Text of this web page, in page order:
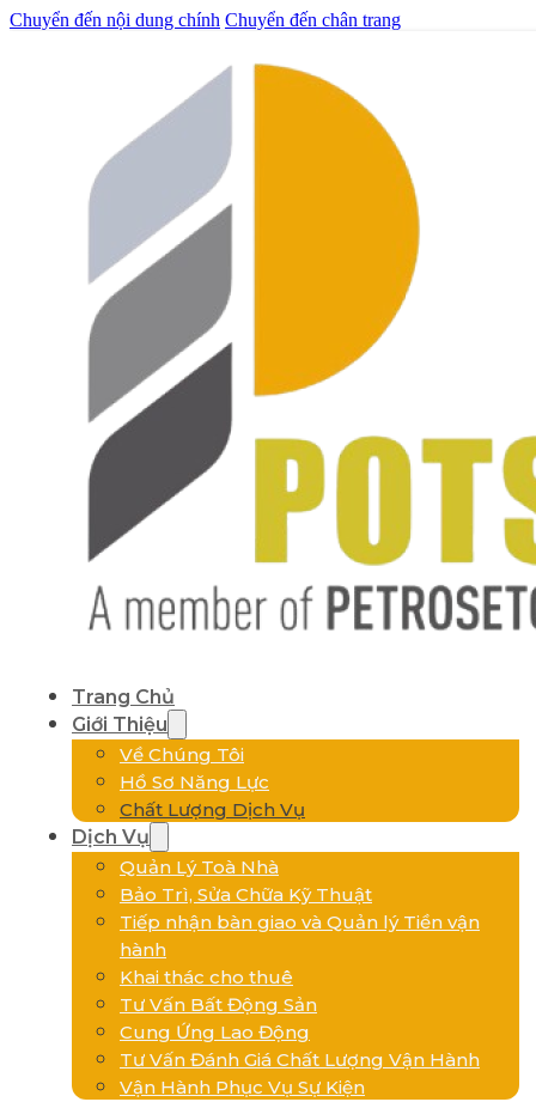
Chuyển đến nội dung chính Chuyển đến chân trang
Trang Chủ
Giới Thiệu
Về Chúng Tôi
Hồ Sơ Năng Lực
Chất Lượng Dịch Vụ
Dịch Vụ
Quản Lý Toà Nhà
Bảo Trì, Sửa Chữa Kỹ Thuật
Tiếp nhận bàn giao và Quản lý Tiền vận
hành
Khai thác cho thuê
Tư Vấn Bất Động Sản
Cung Ứng Lao Động
Tư Vấn Đánh Giá Chất Lượng Vận Hành
Vận Hành Phục Vụ Sự Kiện